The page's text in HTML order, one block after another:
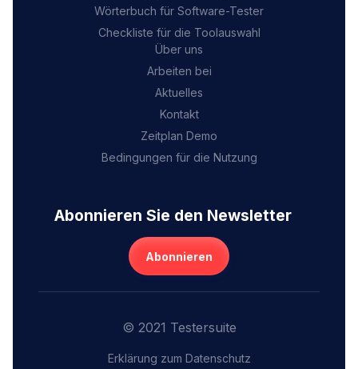
Wörterbuch für Software-Tester
Checkliste für die Toolauswahl
Über uns
Arbeiten bei
Aktuelles
Kontakt
Zeitplan Demo
Bedingungen für die Nutzung
Abonnieren Sie den Newsletter
Abonnieren
© 2021 Testersuite
Erklärung zum Datenschutz